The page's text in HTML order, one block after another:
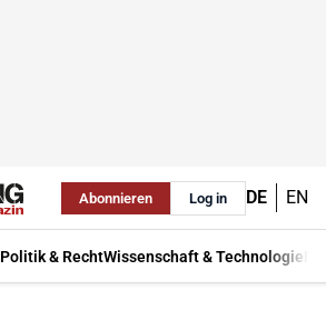
Abonnieren Log in DE EN
Politik & RechtWissenschaft & Technologie